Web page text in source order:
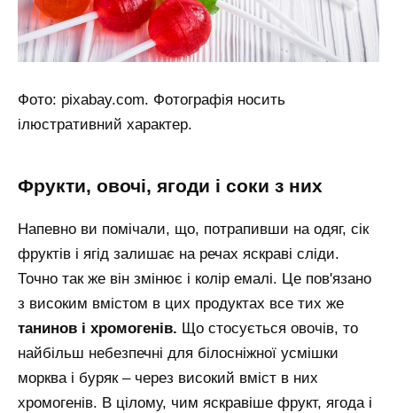
Фото: pixabay.com. Фотографія носить
ілюстративний характер.
фрукти, овочі, ягоди і соки з них
Напевно ви помічали, що, потрапивши на одяг, сік
фруктів і ягід залишає на речах яскраві сліди.
Точно так же він змінює і колір емалі. Це пов'язано
з високим вмістом в цих продуктах все тих же
танинов і хромогенів. Що стосується овочів, то
найбільш небезпечні для білосніжної усмішки
морква і буряк – через високий вміст в них
хромогенів. В цілому, чим яскравіше фрукт, ягода і